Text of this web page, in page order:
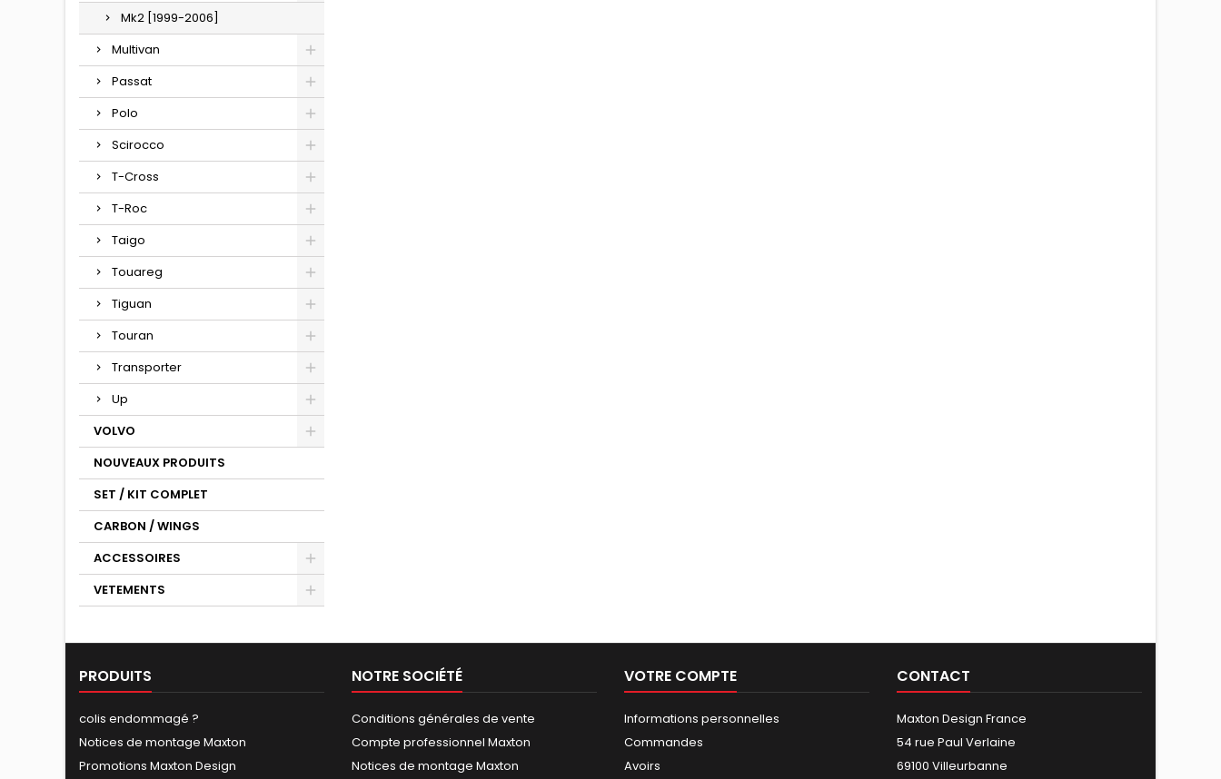
Mk2 [1999-2006]
Multivan
Passat
Polo
Scirocco
T-Cross
T-Roc
Taigo
Touareg
Tiguan
Touran
Transporter
Up
VOLVO
NOUVEAUX PRODUITS
SET / KIT COMPLET
CARBON / WINGS
ACCESSOIRES
VETEMENTS
PRODUITS
colis endommagé ?
Notices de montage Maxton
Promotions Maxton Design
NOTRE SOCIÉTÉ
Conditions générales de vente
Compte professionnel Maxton
Notices de montage Maxton
VOTRE COMPTE
Informations personnelles
Commandes
Avoirs
CONTACT
Maxton Design France
54 rue Paul Verlaine
69100 Villeurbanne